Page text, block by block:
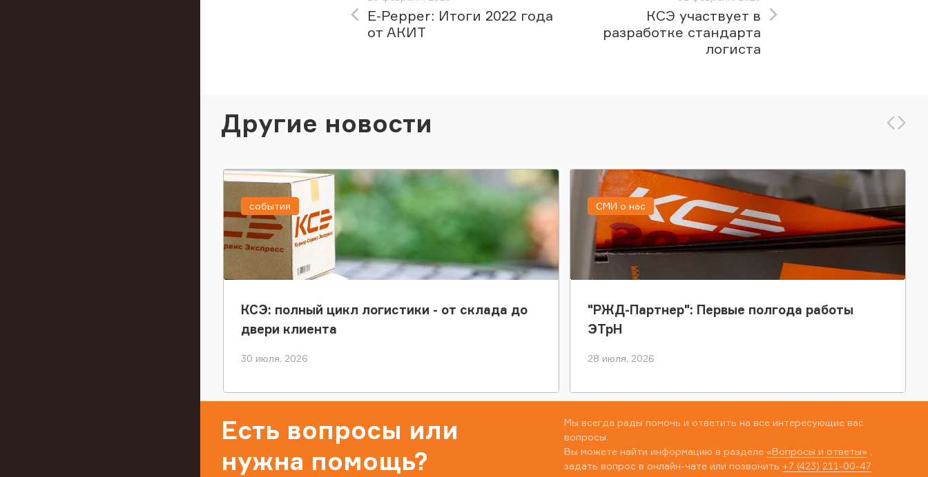
E-Pepper: Итоги 2022 года
от АКИТ
КСЭ участвует в
разработке стандарта
логиста
Другие новости
КСЭ: полный цикл логистики - от склада до
двери клиента
30 июля, 2026
события
"РЖД-Партнер": Первые полгода работы
ЭТрН
28 июля, 2026
СМИ о нас
Есть вопросы или
нужна помощь?
Мы всегда рады помочь и ответить на все интересующие вас
вопросы.
Вы можете найти информацию в разделе «Вопросы и ответы»
задать вопрос в онлайн-чате или позвонить +7 (423) 211-00-47